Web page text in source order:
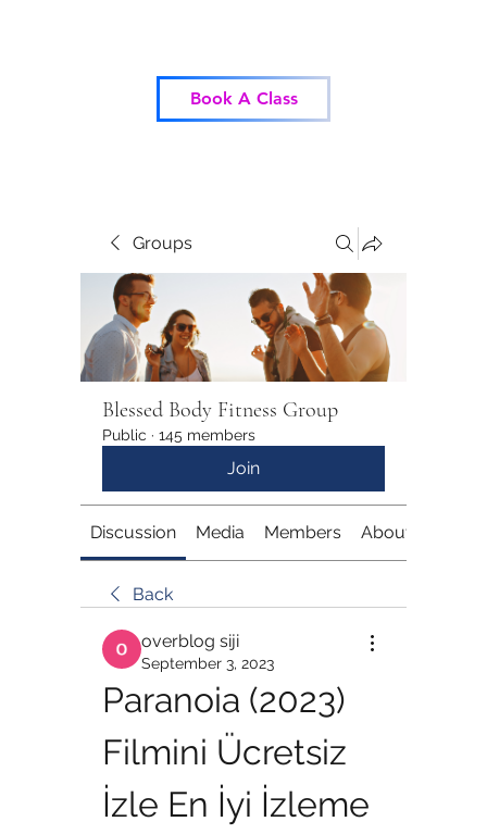
Book A Class
Groups
Blessed Body Fitness Group
Public · 145 members
Join
Discussion Media Members About
Back
overblog siji
September 3, 2023
Paranoia (2023)
Filmini Ücretsiz
İzle En İyi İzleme